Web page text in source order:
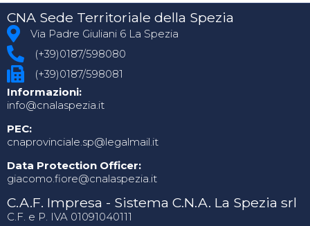
CNA Sede Territoriale della Spezia
Via Padre Giuliani 6 La Spezia
(+39)0187/598080
(+39)0187/598081
Informazioni:
info@cnalaspezia.it
PEC:
cnaprovinciale.sp@legalmail.it
Data Protection Officer:
giacomo.fiore@cnalaspezia.it
C.A.F. Impresa - Sistema C.N.A. La Spezia srl
C.F. e P. IVA 01091040111